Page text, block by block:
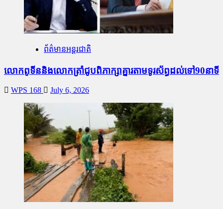
ព័ត៌មានអន្តរជាតិ
លោកពូទីននិងលោកត្រាំជូបពិភាក្សាគ្នារតាមទូរស័ព្ធដល់ទៅ90នាទី
WPS 168 July 6, 2026